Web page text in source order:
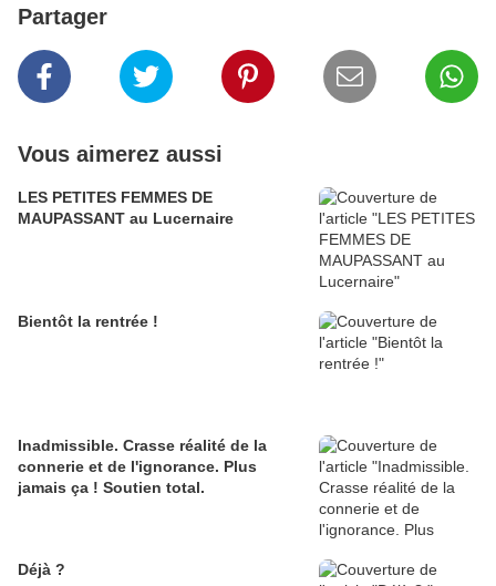
Partager
Vous aimerez aussi
LES PETITES FEMMES DE
MAUPASSANT au Lucernaire
Bientôt la rentrée !
Inadmissible. Crasse réalité de la
connerie et de l'ignorance. Plus
jamais ça ! Soutien total.
Déjà ?